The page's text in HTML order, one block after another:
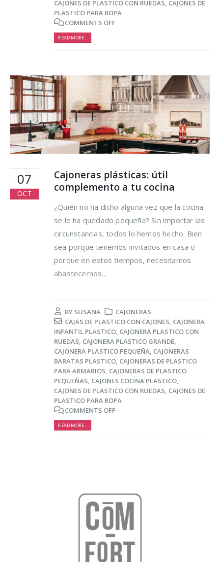
CAJONES DE PLASTICO CON RUEDAS, CAJONES DE
PLASTICO PARA ROPA
COMMENTS OFF
READ MORE...
07
OCT
Cajoneras plásticas: útil
complemento a tu cocina
¿Quién no ha dicho alguna vez que la cocina
se le ha quedado pequeña? Sin importar las
circunstancias, todos lo hemos hecho. Bien
sea porque tenemos invitados en casa o
porque en estos tiempos, necesitamos
abastecernos...
BY SUSANA
CAJONERAS
CAJAS DE PLASTICO CON CAJONES, CAJONERA
INFANTIL PLASTICO, CAJONERA PLASTICO CON
RUEDAS, CAJONERA PLASTICO GRANDE,
CAJONERA PLASTICO PEQUEÑA, CAJONERAS
BARATAS PLASTICO, CAJONERAS DE PLASTICO
PARA ARMARIOS, CAJONERAS DE PLASTICO
PEQUEÑAS, CAJONES COCINA PLASTICO,
CAJONES DE PLASTICO CON RUEDAS, CAJONES DE
PLASTICO PARA ROPA
COMMENTS OFF
READ MORE...